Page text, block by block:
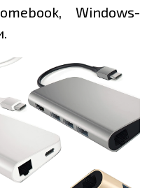
Windows-